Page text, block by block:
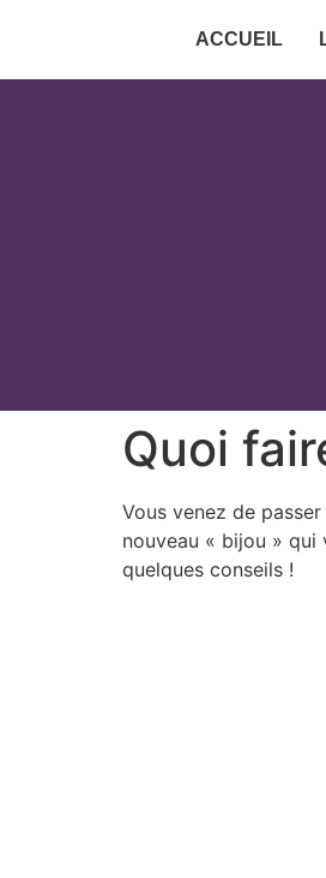
ACCUEIL
Quoi
Vous venez de
nouveau « bijou »
quelques conseils !